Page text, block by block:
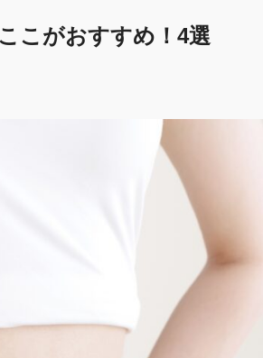
こがおすすめ！4選